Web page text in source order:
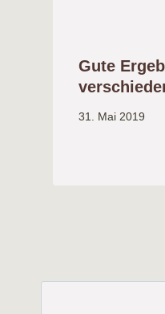
Gute
31. Mai 2019